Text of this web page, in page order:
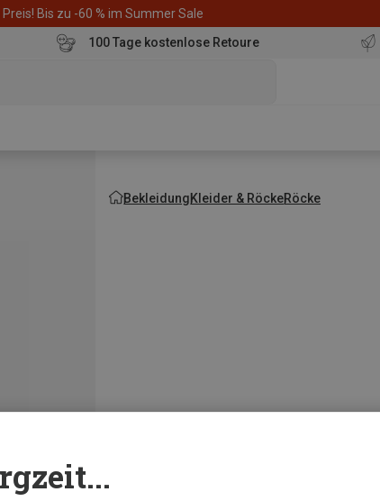
Bis zu -60 % im Summer Sale
100 Tage kostenlose Retoure
BekleidungKleider & RöckeRöcke